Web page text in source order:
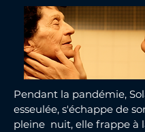
Pendant la pandémie,
esseulée, s'échappe de
pleine nuit, elle frappe à